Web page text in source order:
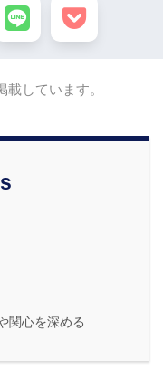
しています。
関心を深める